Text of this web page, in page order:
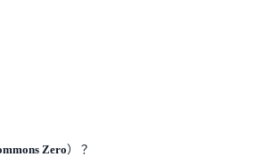
Zero）？